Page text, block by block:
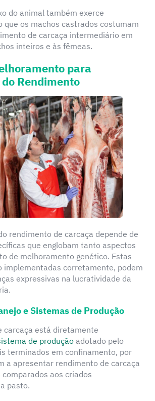
do animal também exerce
que os machos castrados costumam
de carcaça intermediário em
inteiros e às fêmeas.
para
Rendimento
rendimento de carcaça depende de
que englobam tanto aspectos
de melhoramento genético. Estas
implementadas corretamente, podem
expressivas na lucratividade da
e Sistemas de Produção
carcaça está diretamente
de produção adotado pelo
terminados em confinamento, por
a apresentar rendimento de carcaça
aos criados
pasto.